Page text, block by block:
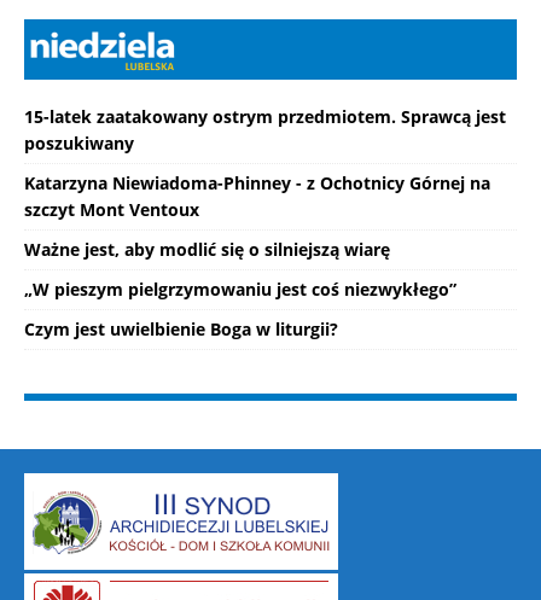
15-latek zaatakowany ostrym przedmiotem. Sprawcą jest
poszukiwany
Katarzyna Niewiadoma-Phinney - z Ochotnicy Górnej na
szczyt Mont Ventoux
Ważne jest, aby modlić się o silniejszą wiarę
„W pieszym pielgrzymowaniu jest coś niezwykłego”
Czym jest uwielbienie Boga w liturgii?